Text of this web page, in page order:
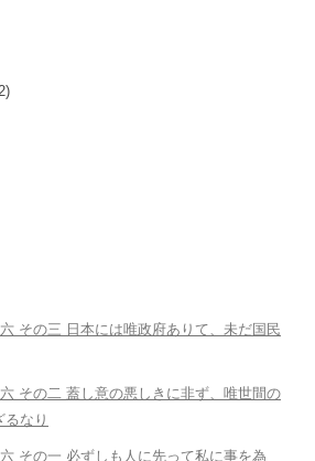
その三 日本には唯政府ありて、未だ国民
その二 蓋し意の悪しきに非ず、唯世間の
なり
その一 必ずしも人に先って私に事を為